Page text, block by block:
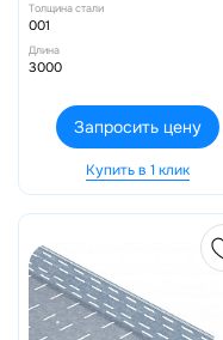
Толщина стали
001
Длина
3000
Запросить цену
Купить в 1 клик